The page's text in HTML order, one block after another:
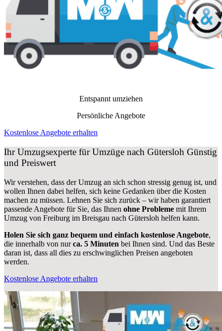
Entspannt umziehen
Persönliche Angebote
Kostenlose Angebote erhalten
Ihr Umzugsexperte für Umzüge nach Gütersloh Günstig
und Preiswert
Wir verstehen, dass der Umzug an sich schon stressig genug ist, und
wollen Ihnen dabei helfen, sich keine Gedanken über die Kosten
machen zu müssen. Lehnen Sie sich zurück – wir haben garantiert
passende Angebote für Sie, das Ihnen ohne Probleme mit Ihrem
Umzug von Freiburg im Breisgau nach Gütersloh helfen kann.
Holen Sie sich ganz bequem und einfach kostenlose Angebote,
die innerhalb von nurca. 5 Minuten bei Ihnen sind. Und das Beste
daran ist, dass all dies zu erschwinglichen Preisen angeboten
werden.
Kostenlose Angebote erhalten